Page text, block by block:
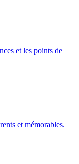
et les points de
et mémorables.